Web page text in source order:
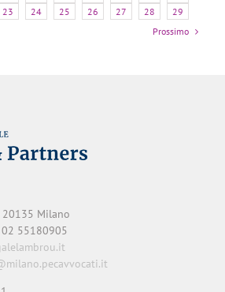
23 24 25 26 27 28
29
Prossimo
Milano
55180905